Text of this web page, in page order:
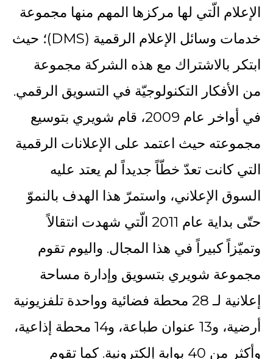
الإعلام الّتي لها مركزها المهم منها مجموعة
خدمات وسائل الإعلام الرقمية (DMS)؛ حيث
ابتكر بالاشتراك مع هذه الشركة مجموعة
من الأفكار التكنولوجيّة في التسويق الرقمي.
في أواخر عام 2009، قام شويري بتوسيع
مجموعته حيث اعتمد على الإعلانات الرقمية
التي كانت تعدّ خطّاً جديداً لم يعتد عليه
السوق الإعلاني، واستمرّ هذا الهدف بالنموّ
حتّى بداية عام 2011 الّتي شهدت انتقالاً
وتميّزاً كبيراً في هذا المجال. واليوم تقوم
مجموعة شويري بتسويق وإدارة مساحة
إعلانية لـ 28 محطة فضائية وواحدة تلفزيونية
أرضية، و13 عنوان طباعة، و14 محطة إذاعية،
وأكثر من 40 بوابة إلكترونية. كما تقوم